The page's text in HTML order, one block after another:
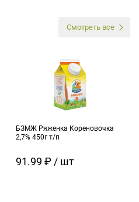
Смотреть все
БЗМЖ Ряженка Кореновочка
2,7% 450г т/п
91.99 ₽ / шт